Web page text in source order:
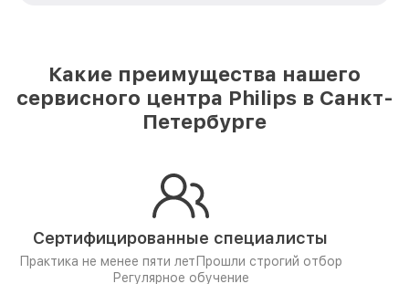
Какие преимущества нашего
сервисного центра Philips в Санкт-
Петербурге
Сертифицированные специалисты
Практика не менее пяти лет Прошли строгий отбор
Регулярное обучение